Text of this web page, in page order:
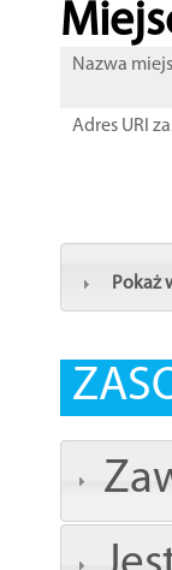
Nazwa
Adres URI
Pokaż